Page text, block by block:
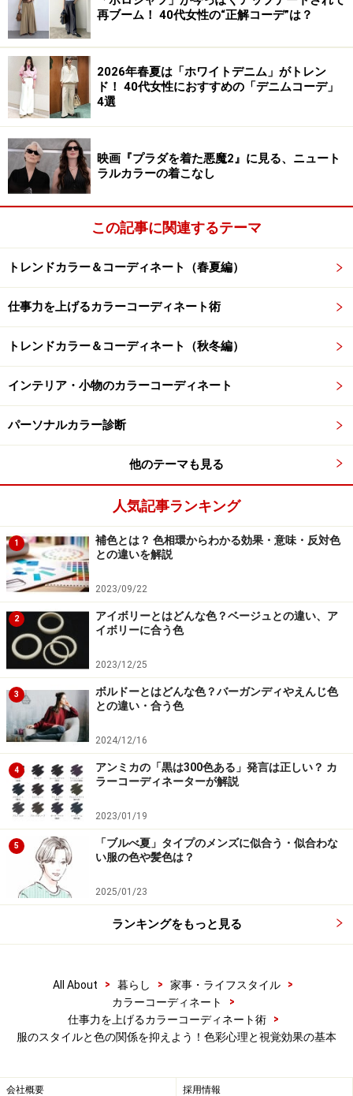
左から、ラストブラウンとダークネイビー (グーコミュー
ン)GOUT COMMUN レーヨンナイロン両Vリブニット
次は、暗い色同士を比較してみましょう。ダークネイビ
ー（寒色系）よりも、ラストブラウン（暖色系）の方が
膨張して見えます。膨張色と収縮色は、進出色と後退色
にも対応しています。形や大きさが同じでも、色が異な
ると、近づいたり、後退したりして見えます。このよう
に、「見かけの距離（奥行き）」が変化して見えること
シェルベージュやラストブラウンよりも、ダークネイビ
与えたいときは、暗い寒色系が効果的です。
暗い色は、重く固い印象を与える
左から、セージグリーンとブラック [トフアンドロードス
トーン] TOFF&LOADSTONE(トフアンドロードストーン) ハン
ドバッグ ミニヨンリザード
大きさもデザインも同じバッグを比較してみましょう。
セージグリーンとブラック、色が違うだけですが、ブラ
ックのほうが小さく、奥にあるように見えます。そし
て、重く固い印象を受けるのではないでしょうか。
このように、見た目の重さや固さは、明度が関係してい
ます。一般に、明るい色は軽く柔らかい印象を与え、暗
い色は重く固く感じられます。バッグを持ったときの感
じ方も変わってくるので、荷物を軽くしたい人は、明る
い色のバッグにすると効果的です。
また、見た目の重さや固さは、服も同様です。引き締ま
って見えるという理由から、白など明るい色は敬遠さ
れ、黒など暗い色が好まれる傾向がありますが、見た目
の重さや固さは、女性らしい印象を損なうこともありま
す。
再ブーム！ 40代女性の“正解コーデ”は？
2026年春夏は「ホワイトデニム」がトレン
ド！ 40代女性におすすめの「デニムコーデ」
4選
映画『プラダを着た悪魔2』に見る、ニュート
ラルカラーの着こなし
この記事に関連するテーマ
トレンドカラー＆コーディネート（春夏編）
仕事力を上げるカラーコーディネート術
トレンドカラー＆コーディネート（秋冬編）
インテリア・小物のカラーコーディネート
パーソナルカラー診断
他のテーマも見る
人気記事ランキング
1
補色とは？ 色相環からわかる効果・意味・反対色
との違いを解説
2023/09/22
2
アイボリーとはどんな色？ベージュとの違い、ア
イボリーに合う色
2023/12/25
3
ボルドーとはどんな色？バーガンディやえんじ色
との違い・合う色
2024/12/16
4
アンミカの「黒は300色ある」発言は正しい？ カ
ラーコーディネーターが解説
2023/01/19
5
「ブルべ夏」タイプのメンズに似合う・似合わな
い服の色や髪色は？
2025/01/23
ランキングをもっと見る
All About > 暮らし > 家事・ライフスタイル
>
カラーコーディネート
>
仕事力を上げるカラーコーディネート術
>
服のスタイルと色の関係を抑えよう！色彩心理と視覚効果の基本
会社概要 採用情報